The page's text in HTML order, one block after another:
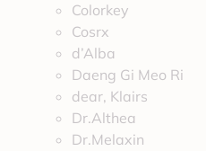
Colorkey
Cosrx
d’Alba
Daeng Gi Meo Ri
dear, Klairs
Dr.Althea
Dr.Melaxin